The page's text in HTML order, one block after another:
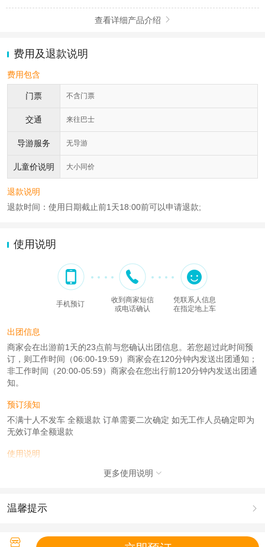
查看详细产品介绍 
费用及退款说明
费用包含
门票 不含门票
交通 来往巴士
导游服务 无导游
儿童价说明 大小同价
退款说明
退款时间：使用日期截止前1天18:00前可以申请退款;
使用说明
手机预订
收到商家短信
或电话确认
凭联系人信息
在指定地上车
出团信息
商家会在出游前1天的23点前与您确认出团信息。若您超过此时间预
订，则工作时间（06:00-19:59）商家会在120分钟内发送出团通知；
非工作时间（20:00-05:59）商家会在您出行前120分钟内发送出团通
知。
预订须知
不满十人不发车 全额退款 订单需要二次确定 如无工作人员确定即为
无效订单全额退款
使用说明
1：预订成功后会收到去哪网的出游短信通知，请注意查看是否有
提前3-5分钟到达集合
3：下单含接的顾客（五环内接）出游的前一天会有工作人员20:00-
起接）
更多使用说明 
温馨提示 
动（如跳伞、潜水、滑雪等）前，请务必仔细阅读
